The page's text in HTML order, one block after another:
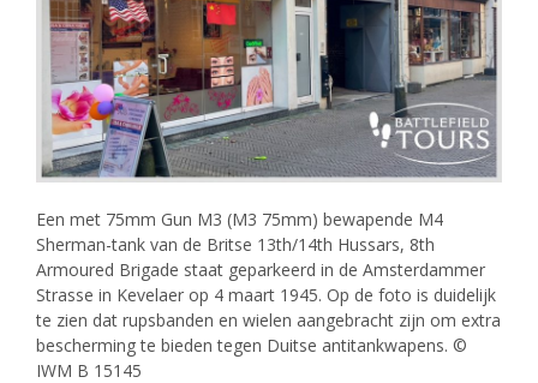
Een met 75mm Gun M3 (M3 75mm) bewapende M4
Sherman-tank van de Britse 13th/14th Hussars, 8th
Armoured Brigade staat geparkeerd in de Amsterdammer
Strasse in Kevelaer op 4 maart 1945. Op de foto is duidelijk
te zien dat rupsbanden en wielen aangebracht zijn om extra
bescherming te bieden tegen Duitse antitankwapens. ©
IWM B 15145